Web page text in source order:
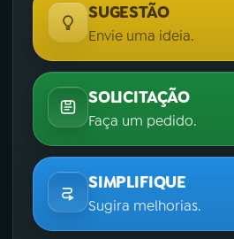
SUGESTÃO
Envie uma ideia.
SOLICITAÇÃO
Faça um pedido.
SIMPLIFIQUE
Sugira melhorias.